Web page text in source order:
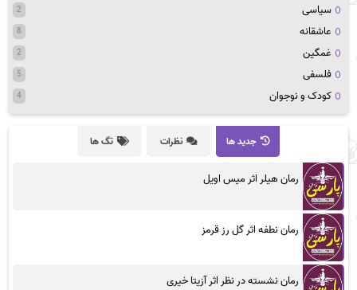
سیاسی 2
عاشقانه 8
غمگین 2
فلسفی 5
کودک و نوجوان 4
جدید ها نظرات تگ ها
رمان هیلر اثر میس اویل
رمان نطفه اثر گل رز قرمز
رمان نشسته در نظر اثر آزیتا خیری